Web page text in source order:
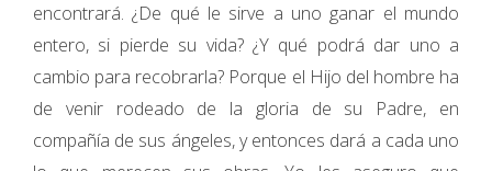
encontrará. ¿De qué le sirve a uno ganar el mundo
entero, si pierde su vida? ¿Y qué podrá dar uno a
cambio para recobrarla? Porque el Hijo del hombre ha
de venir rodeado de la gloria de su Padre, en
compañía de sus ángeles, y entonces dará a cada uno